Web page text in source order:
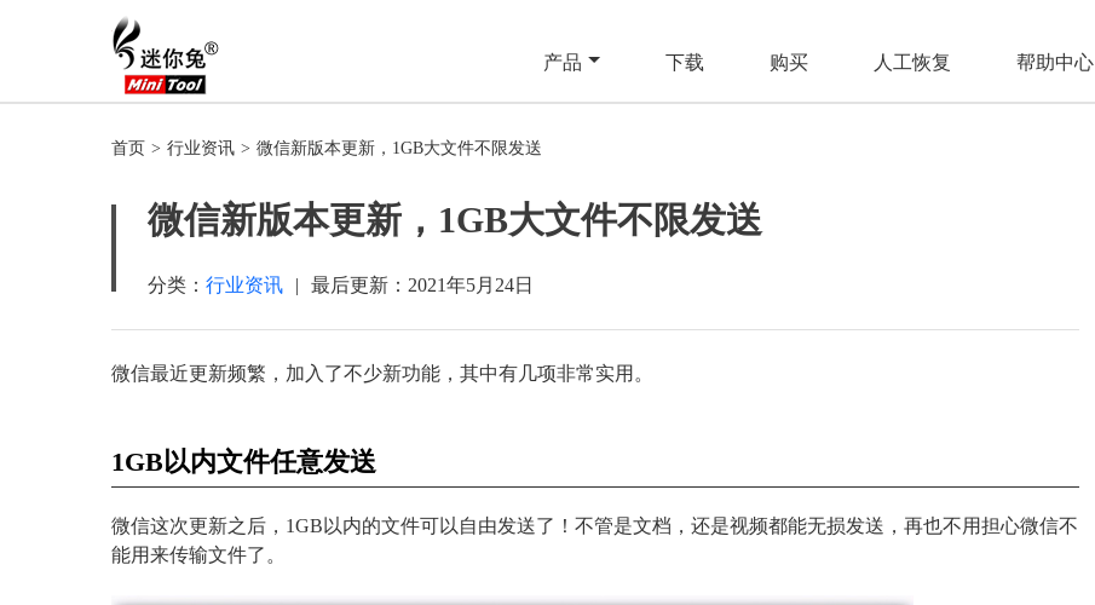
产品 下载 购买 人工恢复 帮助中心
首页 > 行业资讯 > 微信新版本更新，1GB大文件不限发送
微信新版本更新，1GB大文件不限发送
分类： 行业资讯 | 最后更新： 2021年5月24日
微信最近更新频繁，加入了不少新功能，其中有几项非常实用。
1GB以内文件任意发送
微信这次更新之后，1GB以内的文件可以自由发送了！不管是文档，还是视频都能无损发送，再也不用担心微信不
能用来传输文件了。